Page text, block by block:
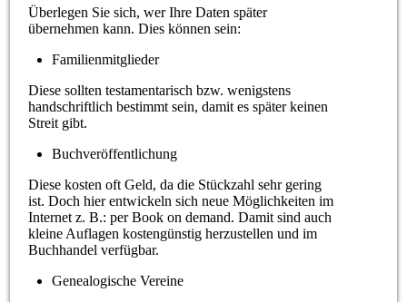
Überlegen Sie sich, wer Ihre Daten später
übernehmen kann. Dies können sein:
Familienmitglieder
Diese sollten testamentarisch bzw. wenigstens
handschriftlich bestimmt sein, damit es später keinen
Streit gibt.
Buchveröffentlichung
Diese kosten oft Geld, da die Stückzahl sehr gering
ist. Doch hier entwickeln sich neue Möglichkeiten im
Internet z. B.: per Book on demand. Damit sind auch
kleine Auflagen kostengünstig herzustellen und im
Buchhandel verfügbar.
Genealogische Vereine